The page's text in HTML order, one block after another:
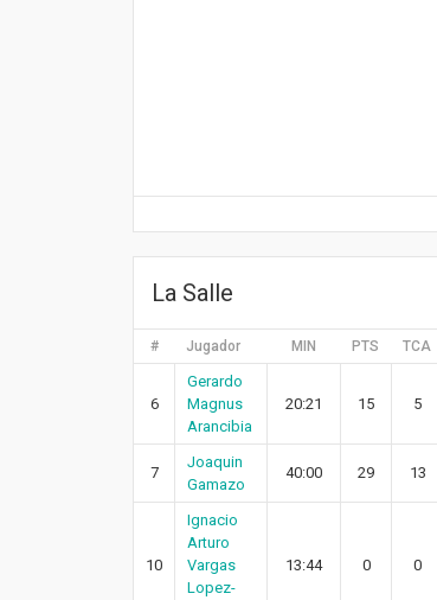
La Salle
# Jugador MIN PTS TCA
6
Gerardo
Magnus
Arancibia
20:21 15 5
7
Joaquin
Gamazo
40:00 29 13
10
Ignacio
Arturo
Vargas
Lopez-
13:44 0 0